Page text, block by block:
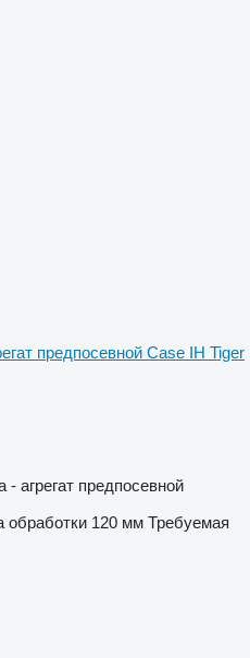
предпосевной Case IH Tiger
агрегат предпосевной
обработки 120 мм Требуемая